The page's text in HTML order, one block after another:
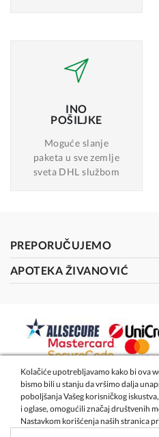
INO
POŠILJKE
Moguće slanje
paketa u sve zemlje
sveta DHL službom
PREPORUČUJEMO
APOTEKA ŽIVANOVIĆ
2026 - Apoteka
Kolačiće upotrebljavamo kako bi ova
bismo bili u stanju da vršimo dalja
poboljšanja Vašeg korisničkog
i oglase, omogućili značaj društvenih
Nastavkom korišćenja naših stranica